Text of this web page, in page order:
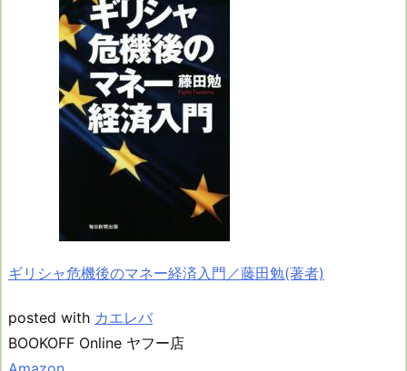
ギリシャ危機後のマネー経済入門／藤田勉(著者)
posted with カエレバ
BOOKOFF Online ヤフー店